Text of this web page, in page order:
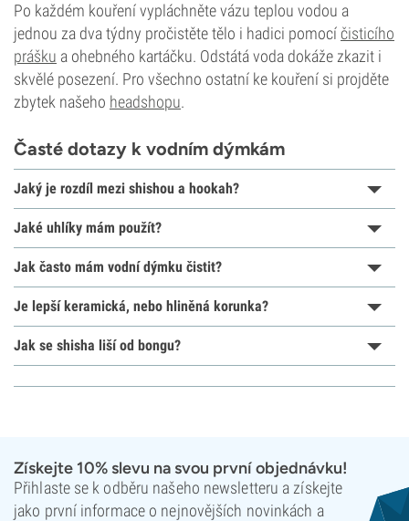
Po každém kouření vypláchněte vázu teplou vodou a
jednou za dva týdny pročistěte tělo i hadici pomocíčisticího
prášku a ohebného kartáčku. Odstátá voda dokáže zkazit i
skvělé posezení. Pro všechno ostatní ke kouření si projděte
zbytek našeho headshopu.
Časté dotazy k vodním dýmkám
Jaký je rozdíl mezi shishou a hookah?
Jaké uhlíky mám použít?
Jak často mám vodní dýmku čistit?
Je lepší keramická, nebo hliněná korunka?
Jak se shisha liší od bongu?
Získejte 10% slevu na svou první objednávku!
Přihlaste se k odběru našeho newsletteru a získejte
jako první informace o nejnovějších novinkách a